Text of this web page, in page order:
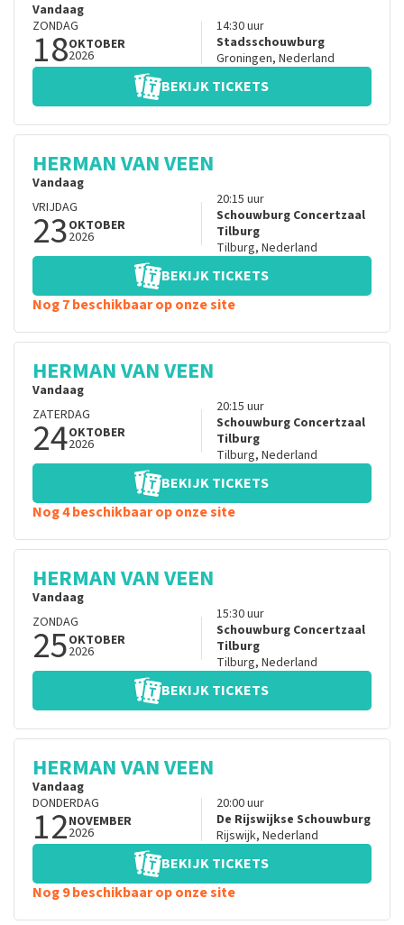
Vandaag
ZONDAG
18OKTOBER
2026
14:30uur
Stadsschouwburg
Groningen, Nederland
BEKIJK TICKETS
HERMAN VAN VEEN
Vandaag
VRIJDAG
23OKTOBER
2026
20:15 uur
Schouwburg Concertzaal
Tilburg
Tilburg, Nederland
BEKIJK TICKETS
Nog 7 beschikbaar op onze site
HERMAN VAN VEEN
Vandaag
ZATERDAG
24OKTOBER
2026
20:15 uur
Schouwburg Concertzaal
Tilburg
Tilburg, Nederland
BEKIJK TICKETS
Nog 4 beschikbaar op onze site
HERMAN VAN VEEN
Vandaag
ZONDAG
25OKTOBER
2026
15:30uur
Schouwburg Concertzaal
Tilburg
Tilburg, Nederland
BEKIJK TICKETS
HERMAN VAN VEEN
Vandaag
DONDERDAG
12NOVEMBER
2026
20:00uur
De Rijswijkse Schouwburg
Rijswijk, Nederland
BEKIJK TICKETS
Nog 9 beschikbaar op onze site